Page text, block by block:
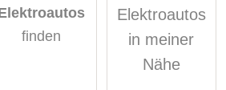
stellen Abbrechen
Sie, öffentliche Fragen sindfür alle
finden
Elektroautos
in meiner
Nähe